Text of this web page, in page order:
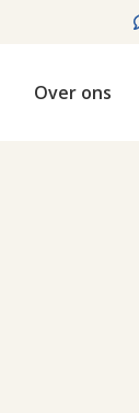
Over ons